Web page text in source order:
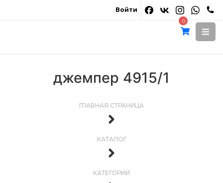
Войти
0
джемпер 4915/1
ГЛАВНАЯ СТРАНИЦА
КАТАЛОГ
КАТЕГОРИИ